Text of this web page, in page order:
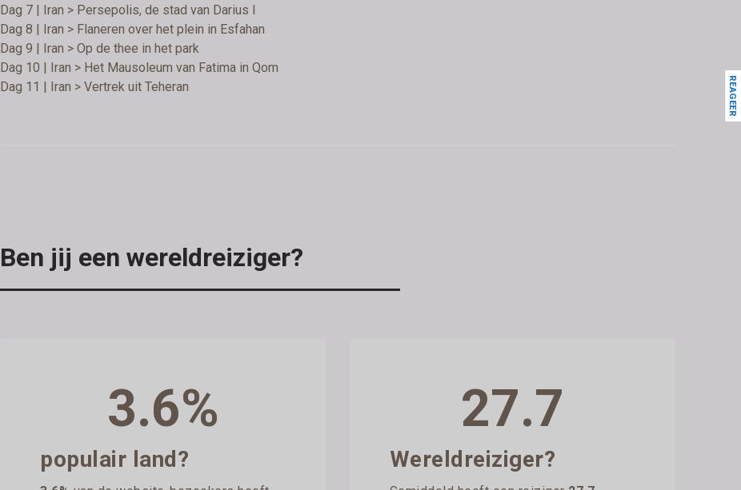
Dag 7 | Iran > Persepolis, de stad van Darius I
Dag 8 | Iran > Flaneren over het plein in Esfahan
Dag 9 | Iran > Op de thee in het park
Dag 10 | Iran > Het Mausoleum van Fatima in Qom
Dag 11 | Iran > Vertrek uit Teheran
Ben jij een wereldreiziger?
3.6%
populair land?
27.7
Wereldreiziger?
REAGEER